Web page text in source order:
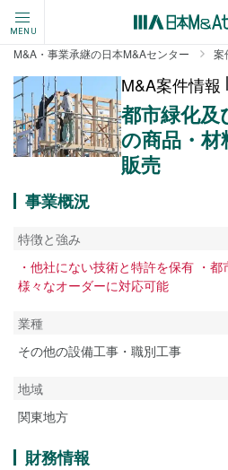
MENU
M&A・事業承継の日本M&Aセンター 案
M&A案件情報
都市緑化
の商品・材
販売
事業概況
特徴と強み
・他社にない技術と特許を保有 ・
様々なオーダーに対応可能
業種
その他の設備工事・職別工事
地域
関東地方
財務情報